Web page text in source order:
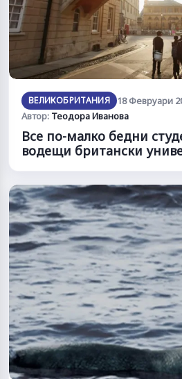
ВЕЛИКОБРИТАНИЯ
18 Февруари
Автор: Теодора Иванова
Все по-малко бедни
водещи британски